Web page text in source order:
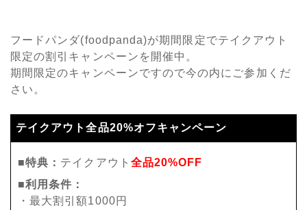
フードパンダ(foodpanda)が期間限定でテイクアウト
限定の割引キャンペーンを開催中。
期間限定のキャンペーンですので今の内にご参加くだ
さい。
テイクアウト全品20%オフキャンペーン
■特典： テイクアウト 全品20%OFF
■利用条件：
・最大割引額1000円